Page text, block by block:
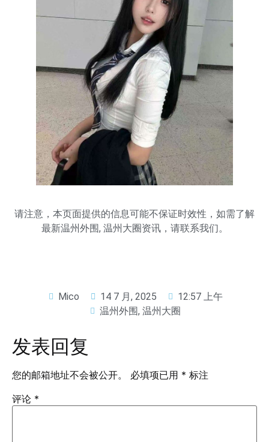
请注意，本页面提供的信息可能不保证时效性，如需了解
最新温州外围, 温州大圈资讯，请联系我们。
Mico 14 7 月, 2025
12:57 上午
温州外围, 温州大圈
发表回复
您的邮箱地址不会被公开。 必填项已用 * 标注
评论 *